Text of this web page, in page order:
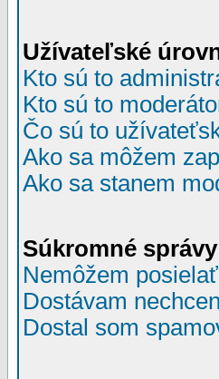
Užívateľské
Kto sú to
Kto sú to
Čo sú to
Ako sa môžem
Ako sa stanem
Súkromné správy
Nemôžem
Dostávam
Dostal som